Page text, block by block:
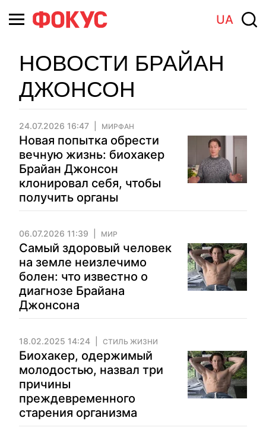
UA
НОВОСТИ БРАЙАН
ДЖОНСОН
24.07.2026 16:47 МИРФАН
Новая попытка обрести
вечную жизнь: биохакер
Брайан Джонсон
клонировал себя, чтобы
получить органы
06.07.2026 11:39 МИР
Самый здоровый человек
на земле неизлечимо
болен: что известно о
диагнозе Брайана
Джонсона
18.02.2025 14:24 СТИЛЬ ЖИЗНИ
Биохакер, одержимый
молодостью, назвал три
причины
преждевременного
старения организма